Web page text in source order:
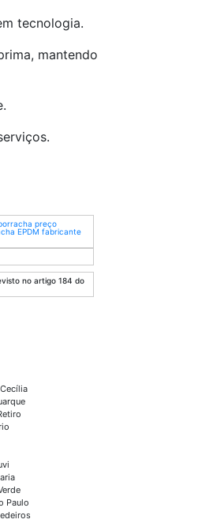
tecnologia.
mantendo
preço
EPDM fabricante
no artigo 184 do
Paulo